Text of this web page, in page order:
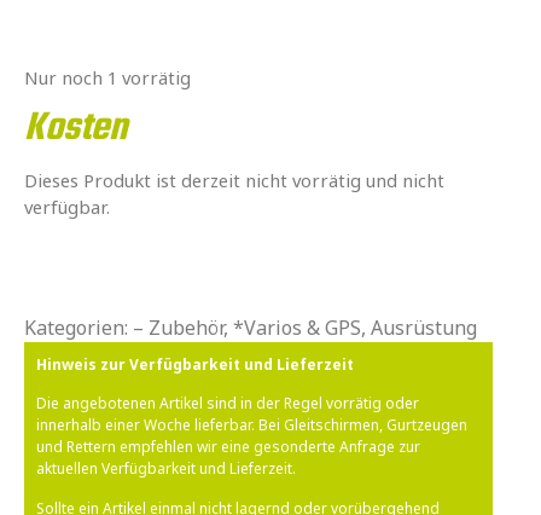
Nur noch 1 vorrätig
Kosten
Dieses Produkt ist derzeit nicht vorrätig und nicht
verfügbar.
Kategorien: – Zubehör, *Varios & GPS, Ausrüstung
Hinweis zur Verfügbarkeit und Lieferzeit
Die angebotenen Artikel sind in der Regel vorrätig oder
innerhalb einer Woche lieferbar. Bei Gleitschirmen, Gurtzeugen
und Rettern empfehlen wir eine gesonderte Anfrage zur
aktuellen Verfügbarkeit und Lieferzeit.
Sollte ein Artikel einmal nicht lagernd oder vorübergehend